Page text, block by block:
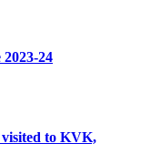
24
to KVK,